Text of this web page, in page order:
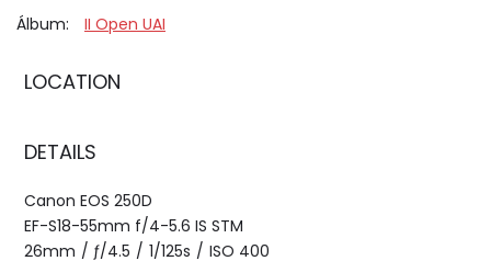
Álbum: II Open UAI
LOCATION
DETAILS
Canon EOS 250D
EF-S18-55mm f/4-5.6 IS STM
26mm / ƒ/4.5 / 1/125s / ISO 400